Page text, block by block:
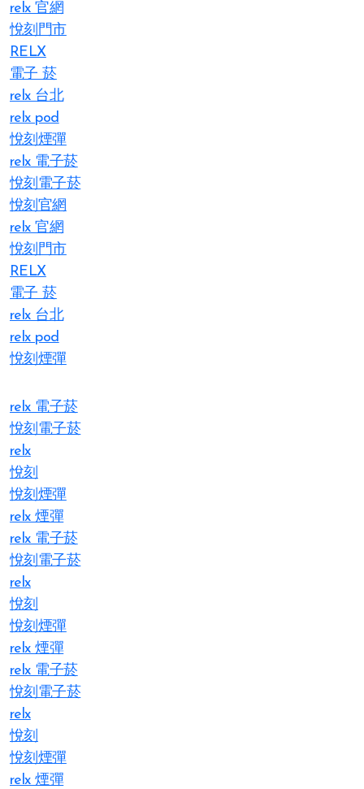
relx 官網
悅刻門市
RELX
電子 菸
relx 台北
relx pod
悅刻煙彈
relx 電子菸
悅刻電子菸
悅刻官網
relx 官網
悅刻門市
RELX
電子 菸
relx 台北
relx pod
悅刻煙彈
relx 電子菸
悅刻電子菸
relx
悅刻
悅刻煙彈
relx 煙彈
relx 電子菸
悅刻電子菸
relx
悅刻
悅刻煙彈
relx 煙彈
relx 電子菸
悅刻電子菸
relx
悅刻
悅刻煙彈
relx 煙彈